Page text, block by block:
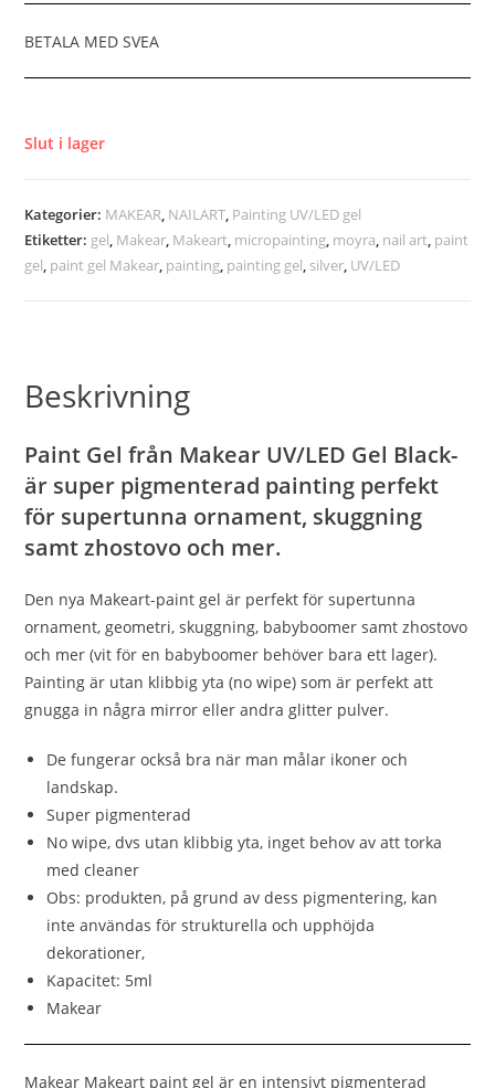
BETALA MED SVEA
Slut i lager
Kategorier: MAKEAR, NAILART, Painting UV/LED gel
Etiketter: gel, Makear, Makeart, micropainting, moyra, nail art, paint
gel, paint gel Makear, painting, painting gel, silver, UV/LED
Beskrivning
Paint Gel från Makear UV/LED Gel Black-
är super pigmenterad painting perfekt
för supertunna ornament, skuggning
samt zhostovo och mer.
Den nya Makeart-paint gel är perfekt för supertunna
ornament, geometri, skuggning, babyboomer samt zhostovo
och mer (vit för en babyboomer behöver bara ett lager).
Painting är utan klibbig yta (no wipe) som är perfekt att
gnugga in några mirror eller andra glitter pulver.
De fungerar också bra när man målar ikoner och
landskap.
Super pigmenterad
No wipe, dvs utan klibbig yta, inget behov av att torka
med cleaner
Obs: produkten, på grund av dess pigmentering, kan
inte användas för strukturella och upphöjda
dekorationer,
Kapacitet: 5ml
Makear
Makear Makeart paint gel är en intensivt pigmenterad